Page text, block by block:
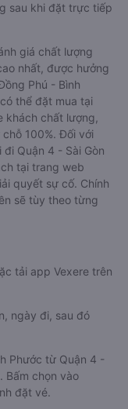
sau khi đặt trực tiếp
giá chất lượng
nhất, được hưởng
Phú - Bình
thể đặt mua tại
khách chất lượng,
100%. Đối với
Quận 4 - Sài Gòn
tại trang web
quyết sự cố. Chính
sẽ tùy theo từng
tải app Vexere trên
ngày đi, sau đó
Phước từ Quận 4 -
Bấm chọn vào
đặt vé.